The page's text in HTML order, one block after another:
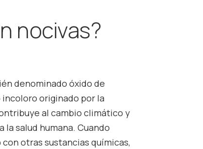
nocivas?
denominado óxido de
originado por la
al cambio climático y
la salud humana. Cuando
otras sustancias químicas,